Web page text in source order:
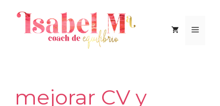
contenido
Menú
mejorar CV y